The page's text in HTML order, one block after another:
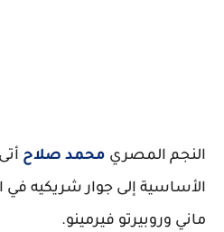
النجم المصري محمد صلاح
الأساسية إلى جوار شريكيه في
ماني وروبيرتو فيرمينو.